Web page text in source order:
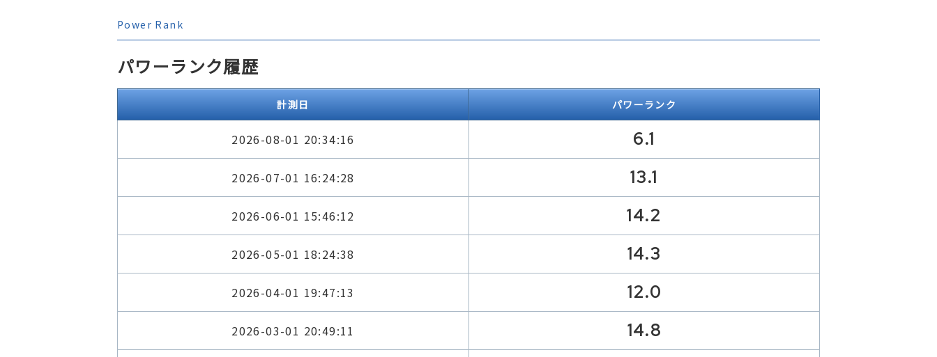
Power Rank
パワーランク履歴
計測日 パワーランク
2026-08-01 20:34:16 6.1
2026-07-01 16:24:28 13.1
2026-06-01 15:46:12 14.2
2026-05-01 18:24:38 14.3
2026-04-01 19:47:13 12.0
2026-03-01 20:49:11 14.8